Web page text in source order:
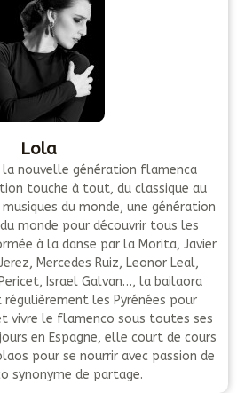
Lola
la nouvelle génération flamenca
touche à tout, du classique au
du monde, une génération
monde pour découvrir tous les
à la danse par la Morita, Javier
Mercedes Ruiz, Leonor Leal,
Israel Galvan…, la bailaora
les Pyrénées pour
vivre le flamenco sous toutes ses
en Espagne, elle court de cours
pour se nourrir avec passion de
synonyme de partage.